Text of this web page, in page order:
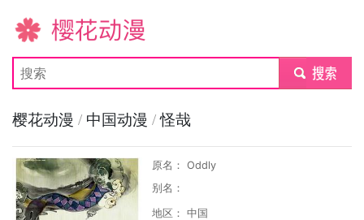
樱花动漫
submit
樱花动漫 / 中国动漫 /怪哉
原名： Oddly
别名：
地区： 中国